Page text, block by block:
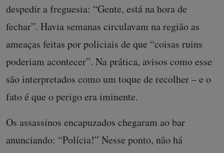
despedir a freguesia: “Gente, está na hora de
fechar”. Havia semanas circulavam na região as
ameaças feitas por policiais de que “coisas ruins
poderiam acontecer”. Na prática, avisos como esse
são interpretados como um toque de recolher – e o
fato é que o perigo era iminente.
Os assassinos encapuzados chegaram ao bar
anunciando: “Polícia!” Nesse ponto, não há